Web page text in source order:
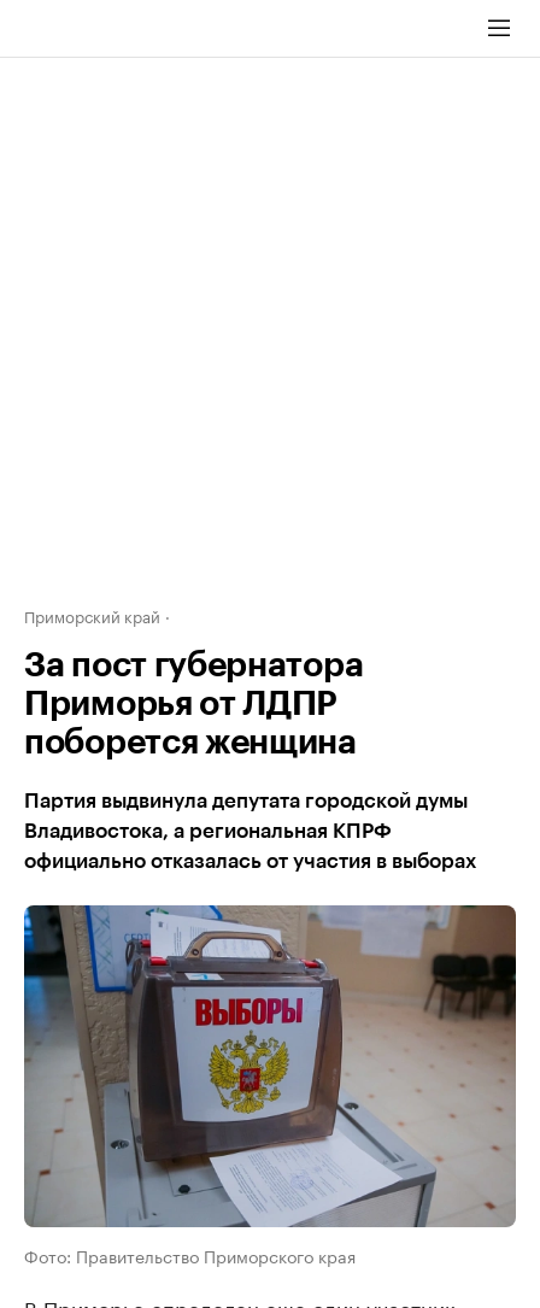
Приморский край
За пост губернатора
Приморья от ЛДПР
поборется женщина
Партия выдвинула депутата городской думы
Владивостока, а региональная КПРФ
официально отказалась от участия в выборах
Фото: Правительство Приморского края